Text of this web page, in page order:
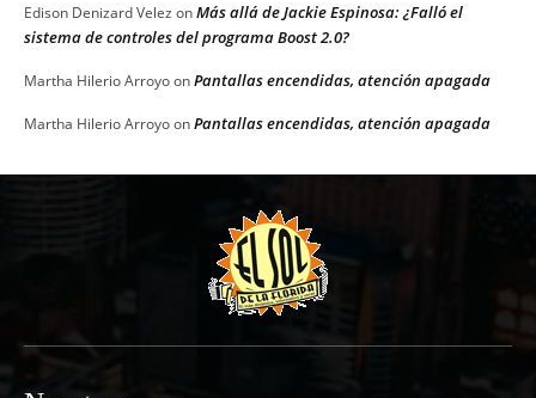
Edison Denizard Velez onMás allá de Jackie Espinosa: ¿Falló el
sistema de controles del programa Boost 2.0?
Martha Hilerio ArroyoonPantallas encendidas, atención apagada
Martha Hilerio ArroyoonPantallas encendidas, atención apagada